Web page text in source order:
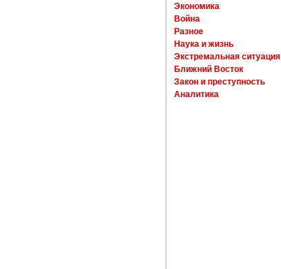
Экономика
Война
Разное
Наука и жизнь
Экстремальная ситуация
Ближний Восток
Закон и преступность
Аналитика